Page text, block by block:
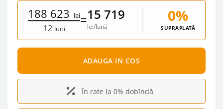
188 623 lei
12 luni
=15 719
lei/lună
0%
SUPRAPLATĂ
ADAUGA IN COS
În rate la 0% dobîndă